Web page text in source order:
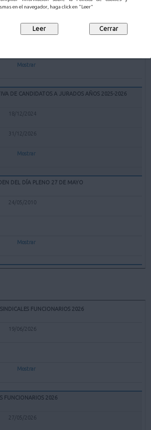
en el navegador, haga click en "Leer"
BOLERA CUBIERTA "EL PARQUE" DE
12/02/2025
Mostrar
DE CANDIDATOS A JURADOS AÑOS 2025-2026
18/12/2024
31/12/2026
Mostrar
DEL DÍA PLENO 27 DE MAYO
24/05/2010
Mostrar
FUNCIONARIOS 2026
19/06/2026
Mostrar
FUNCIONARIOS 2026
27/05/2026